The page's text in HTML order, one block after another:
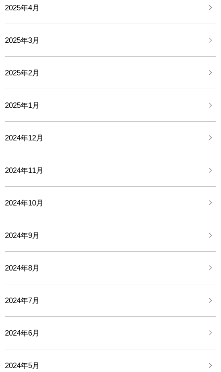
2025年4月
2025年3月
2025年2月
2025年1月
2024年12月
2024年11月
2024年10月
2024年9月
2024年8月
2024年7月
2024年6月
2024年5月